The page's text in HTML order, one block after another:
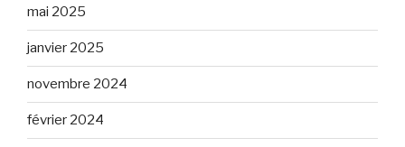
mai 2025
janvier 2025
novembre 2024
février 2024